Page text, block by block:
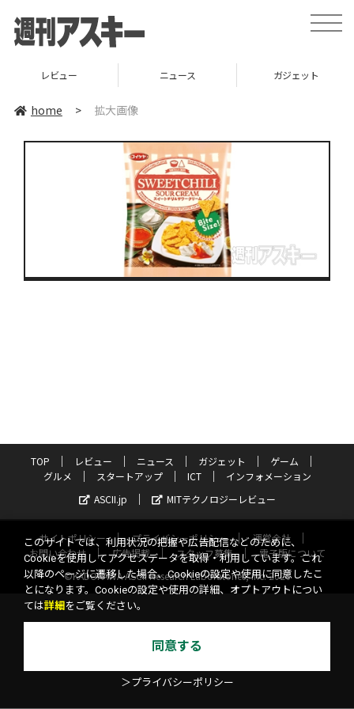
toggle
レビュー ニュース ガジェット
home > 拡大画像
TOP レビュー ニュース ガジェット
ゲーム
グルメ
スタートアップ ICT
インフォメーション
ASCII.jp
MITテクノロジーレビュー
サイトポリシー プライバシーポリシー
運営会社
お問い合わせ
広告掲載 スタッフ募集
電子版について
©KADOKAWA ASCII Research Laboratories, Inc. 2026
このサイトでは、利用状況の把握や広告配信などのために、
Cookieを使用してアクセスデータを取得・利用しています。これ
以降のページに遷移した場合、Cookieの設定や使用に同意したこ
とになります。Cookieの設定や使用の詳細、オプトアウトについ
ては詳細 をご覧ください。
同意する
＞プライバシーポリシー